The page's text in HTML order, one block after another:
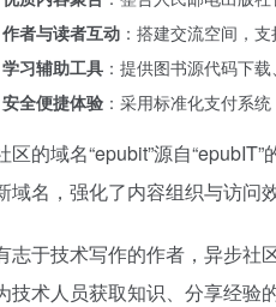
作者与读者互动 ：搭建交流空间，
学习辅助工具 ：提供图书源代码下
安全便捷体验 ：采用标准化支付系
区的域名“epubit”源自
域名，强化了内容组织与访问效
志于技术写作的作者，异步社
技术人员获取知识、分享经验